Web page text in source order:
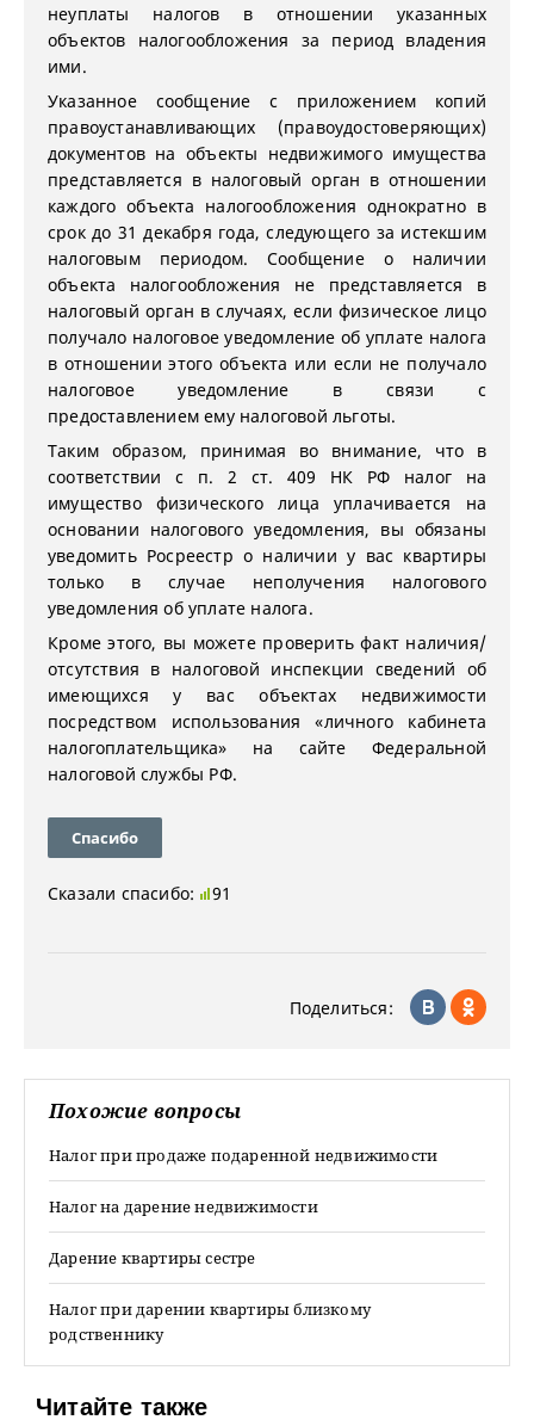
неуплаты налогов в отношении указанных
объектов налогообложения за период владения
ими.
Указанное сообщение с приложением копий
правоустанавливающих (правоудостоверяющих)
документов на объекты недвижимого имущества
представляется в налоговый орган в отношении
каждого объекта налогообложения однократно в
срок до 31 декабря года, следующего за истекшим
налоговым периодом. Сообщение о наличии
объекта налогообложения не представляется в
налоговый орган в случаях, если физическое лицо
получало налоговое уведомление об уплате налога
в отношении этого объекта или если не получало
налоговое уведомление в связи с
предоставлением ему налоговой льготы.
Таким образом, принимая во внимание, что в
соответствии с п. 2 ст. 409 НК РФ налог на
имущество физического лица уплачивается на
основании налогового уведомления, вы обязаны
уведомить Росреестр о наличии у вас квартиры
только в случае неполучения налогового
уведомления об уплате налога.
Кроме этого, вы можете проверить факт наличия/
отсутствия в налоговой инспекции сведений об
имеющихся у вас объектах недвижимости
посредством использования «личного кабинета
налогоплательщика» на сайте Федеральной
налоговой службы РФ.
Спасибо
Сказали спасибо: 91
Поделиться:
Похожие вопросы
Налог при продаже подаренной недвижимости
Налог на дарение недвижимости
Дарение квартиры сестре
Налог при дарении квартиры близкому
родственнику
Читайте также